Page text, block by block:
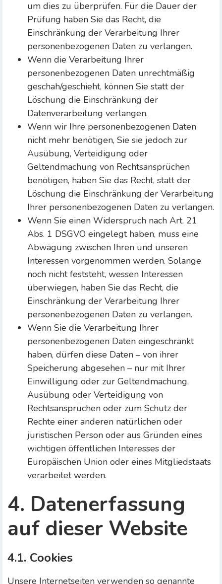
um dies zu überprüfen. Für die Dauer der
Prüfung haben Sie das Recht, die
Einschränkung der Verarbeitung Ihrer
personenbezogenen Daten zu verlangen.
Wenn die Verarbeitung Ihrer
personenbezogenen Daten unrechtmäßig
geschah/geschieht, können Sie statt der
Löschung die Einschränkung der
Datenverarbeitung verlangen.
Wenn wir Ihre personenbezogenen Daten
nicht mehr benötigen, Sie sie jedoch zur
Ausübung, Verteidigung oder
Geltendmachung von Rechtsansprüchen
benötigen, haben Sie das Recht, statt der
Löschung die Einschränkung der Verarbeitung
Ihrer personenbezogenen Daten zu verlangen.
Wenn Sie einen Widerspruch nach Art. 21
Abs. 1 DSGVO eingelegt haben, muss eine
Abwägung zwischen Ihren und unseren
Interessen vorgenommen werden. Solange
noch nicht feststeht, wessen Interessen
überwiegen, haben Sie das Recht, die
Einschränkung der Verarbeitung Ihrer
personenbezogenen Daten zu verlangen.
Wenn Sie die Verarbeitung Ihrer
personenbezogenen Daten eingeschränkt
haben, dürfen diese Daten – von ihrer
Speicherung abgesehen – nur mit Ihrer
Einwilligung oder zur Geltendmachung,
Ausübung oder Verteidigung von
Rechtsansprüchen oder zum Schutz der
Rechte einer anderen natürlichen oder
juristischen Person oder aus Gründen eines
wichtigen öffentlichen Interesses der
Europäischen Union oder eines Mitgliedstaats
verarbeitet werden.
4. Datenerfassung
auf dieser Website
4.1. Cookies
Unsere Internetseiten verwenden so genannte